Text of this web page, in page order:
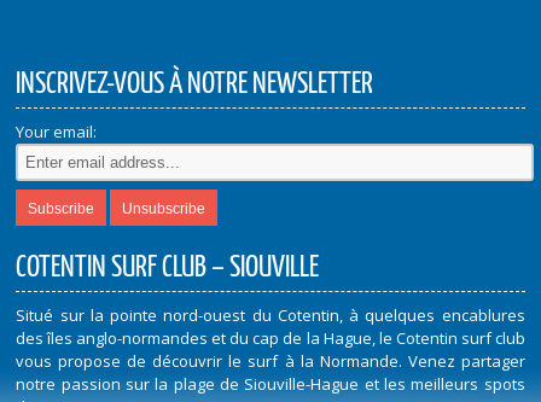
INSCRIVEZ-VOUS À NOTRE NEWSLETTER
Your email:
COTENTIN SURF CLUB – SIOUVILLE
Situé sur la pointe nord-ouest du Cotentin, à quelques encablures
des îles anglo-normandes et du cap de la Hague, le Cotentin surf club
vous propose de découvrir le surf à la Normande. Venez partager
notre passion sur la plage de Siouville-Hague et les meilleurs spots